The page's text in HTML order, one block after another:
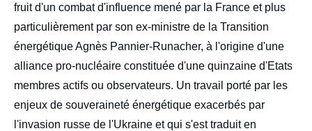
fruit d'un combat d'influence mené par la France et plus
particulièrement par son ex-ministre de la Transition
énergétique Agnès Pannier-Runacher, à l'origine d'une
alliance pro-nucléaire constituée d'une quinzaine d'Etats
membres actifs ou observateurs. Un travail porté par les
enjeux de souveraineté énergétique exacerbés par
l'invasion russe de l'Ukraine et qui s'est traduit en